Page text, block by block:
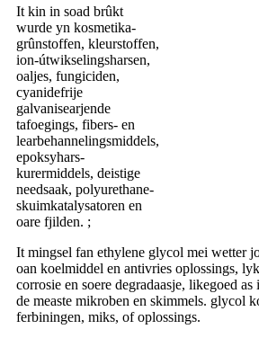
It kin in soad brûkt
wurde yn kosmetika-
grûnstoffen, kleurstoffen,
ion-útwikselingsharsen,
oaljes, fungiciden,
cyanidefrije
galvanisearjende
tafoegings, fibers- en
learbehannelingsmiddels,
epoksyhars-
kurermiddels, deistige
needsaak, polyurethane-
skuimkatalysatoren en
oare fjilden. ;
It mingsel fan ethylene glycol mei wetter
oan koelmiddel en antivries oplossings,
corrosie en soere degradaasje, likegoed
de measte mikroben en skimmels. glycol
ferbiningen, miks, of oplossings.